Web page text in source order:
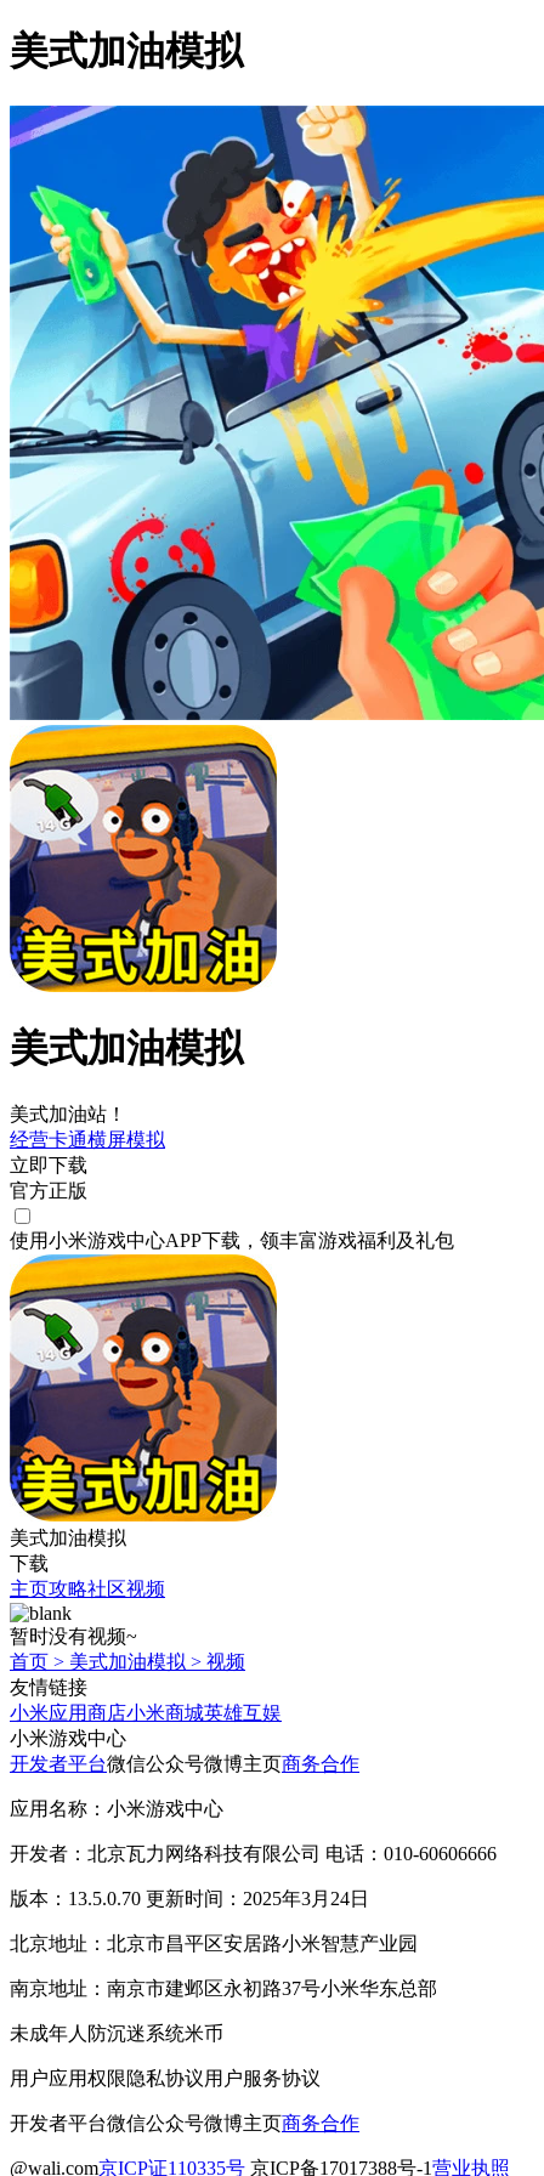
美式加油模拟
美式加油模拟
美式加油站！
经营卡通横屏模拟
立即下载
官方正版
使用小米游戏中心APP下载 ，领丰富游戏福利 及礼包
美式加油模拟
下载
主页攻略社区视频
暂时没有视频~
首页 > 美式加油模拟 > 视频
友情链接
小米应用商店小米商城英雄互娱
小米游戏中心
开发者平台微信公众号微博主页商务合作
应用名称：小米游戏中心
开发者：北京瓦力网络科技有限公司 电话：010-60606666
版本：13.5.0.70 更新时间：2025年3月24日
北京地址：北京市昌平区安居路小米智慧产业园
南京地址：南京市建邺区永初路37号小米华东总部
未成年人防沉迷系统米币
用户应用权限隐私协议用户服务协议
开发者平台微信公众号微博主页商务合作
@wali.com京ICP证110335号 京ICP备17017388号-1营业执照